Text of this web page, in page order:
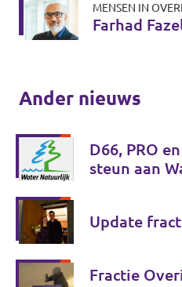
MENSEN IN
Farhad
Ander nieuws
D66, PRO
steun aan
Update
Fractie